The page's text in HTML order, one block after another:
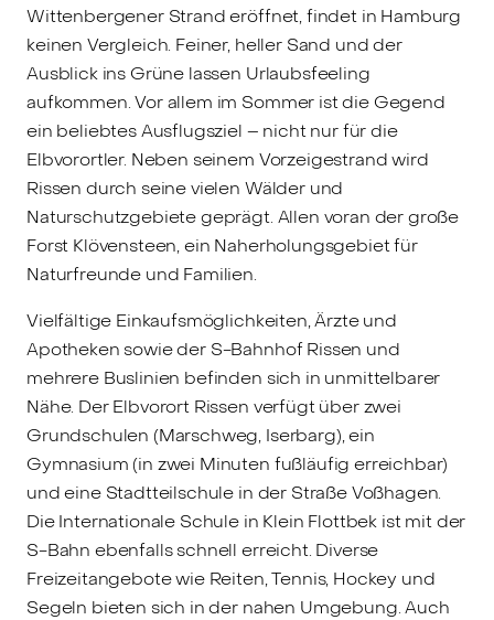
Wittenbergener Strand eröffnet, findet in Hamburg
keinen Vergleich. Feiner, heller Sand und der
Ausblick ins Grüne lassen Urlaubsfeeling
aufkommen. Vor allem im Sommer ist die Gegend
ein beliebtes Ausflugsziel – nicht nur für die
Elbvorortler. Neben seinem Vorzeigestrand wird
Rissen durch seine vielen Wälder und
Naturschutzgebiete geprägt. Allen voran der große
Forst Klövensteen, ein Naherholungsgebiet für
Naturfreunde und Familien.
Vielfältige Einkaufsmöglichkeiten, Ärzte und
Apotheken sowie der S-Bahnhof Rissen und
mehrere Buslinien befinden sich in unmittelbarer
Nähe. Der Elbvorort Rissen verfügt über zwei
Grundschulen (Marschweg, Iserbarg), ein
Gymnasium (in zwei Minuten fußläufig erreichbar)
und eine Stadtteilschule in der Straße Voßhagen.
Die Internationale Schule in Klein Flottbek ist mit der
S-Bahn ebenfalls schnell erreicht. Diverse
Freizeitangebote wie Reiten, Tennis, Hockey und
Segeln bieten sich in der nahen Umgebung. Auch